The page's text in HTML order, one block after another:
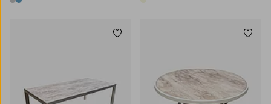
2 farver
Tilføj til favoritter